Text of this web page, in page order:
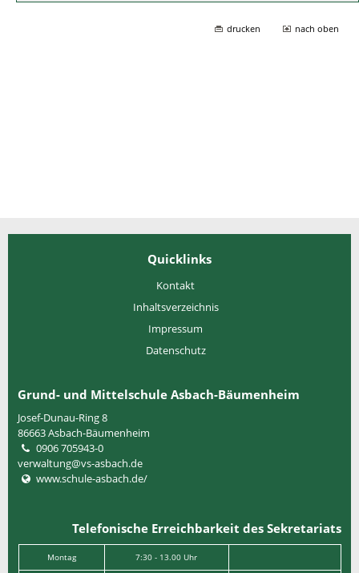
drucken nach oben
Quicklinks
Kontakt
Inhaltsverzeichnis
Impressum
Datenschutz
Grund- und Mittelschule Asbach-Bäumenheim
Josef-Dunau-Ring 8
86663Asbach-Bäumenheim
0906 705943-0
verwaltung@vs-asbach.de
www.schule-asbach.de/
Telefonische Erreichbarkeit des Sekretariats
Montag 7:30 - 13.00 Uhr